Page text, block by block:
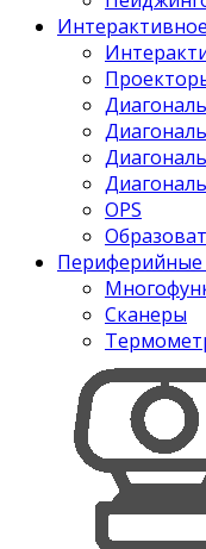
OPS
Периферийные
Сканеры